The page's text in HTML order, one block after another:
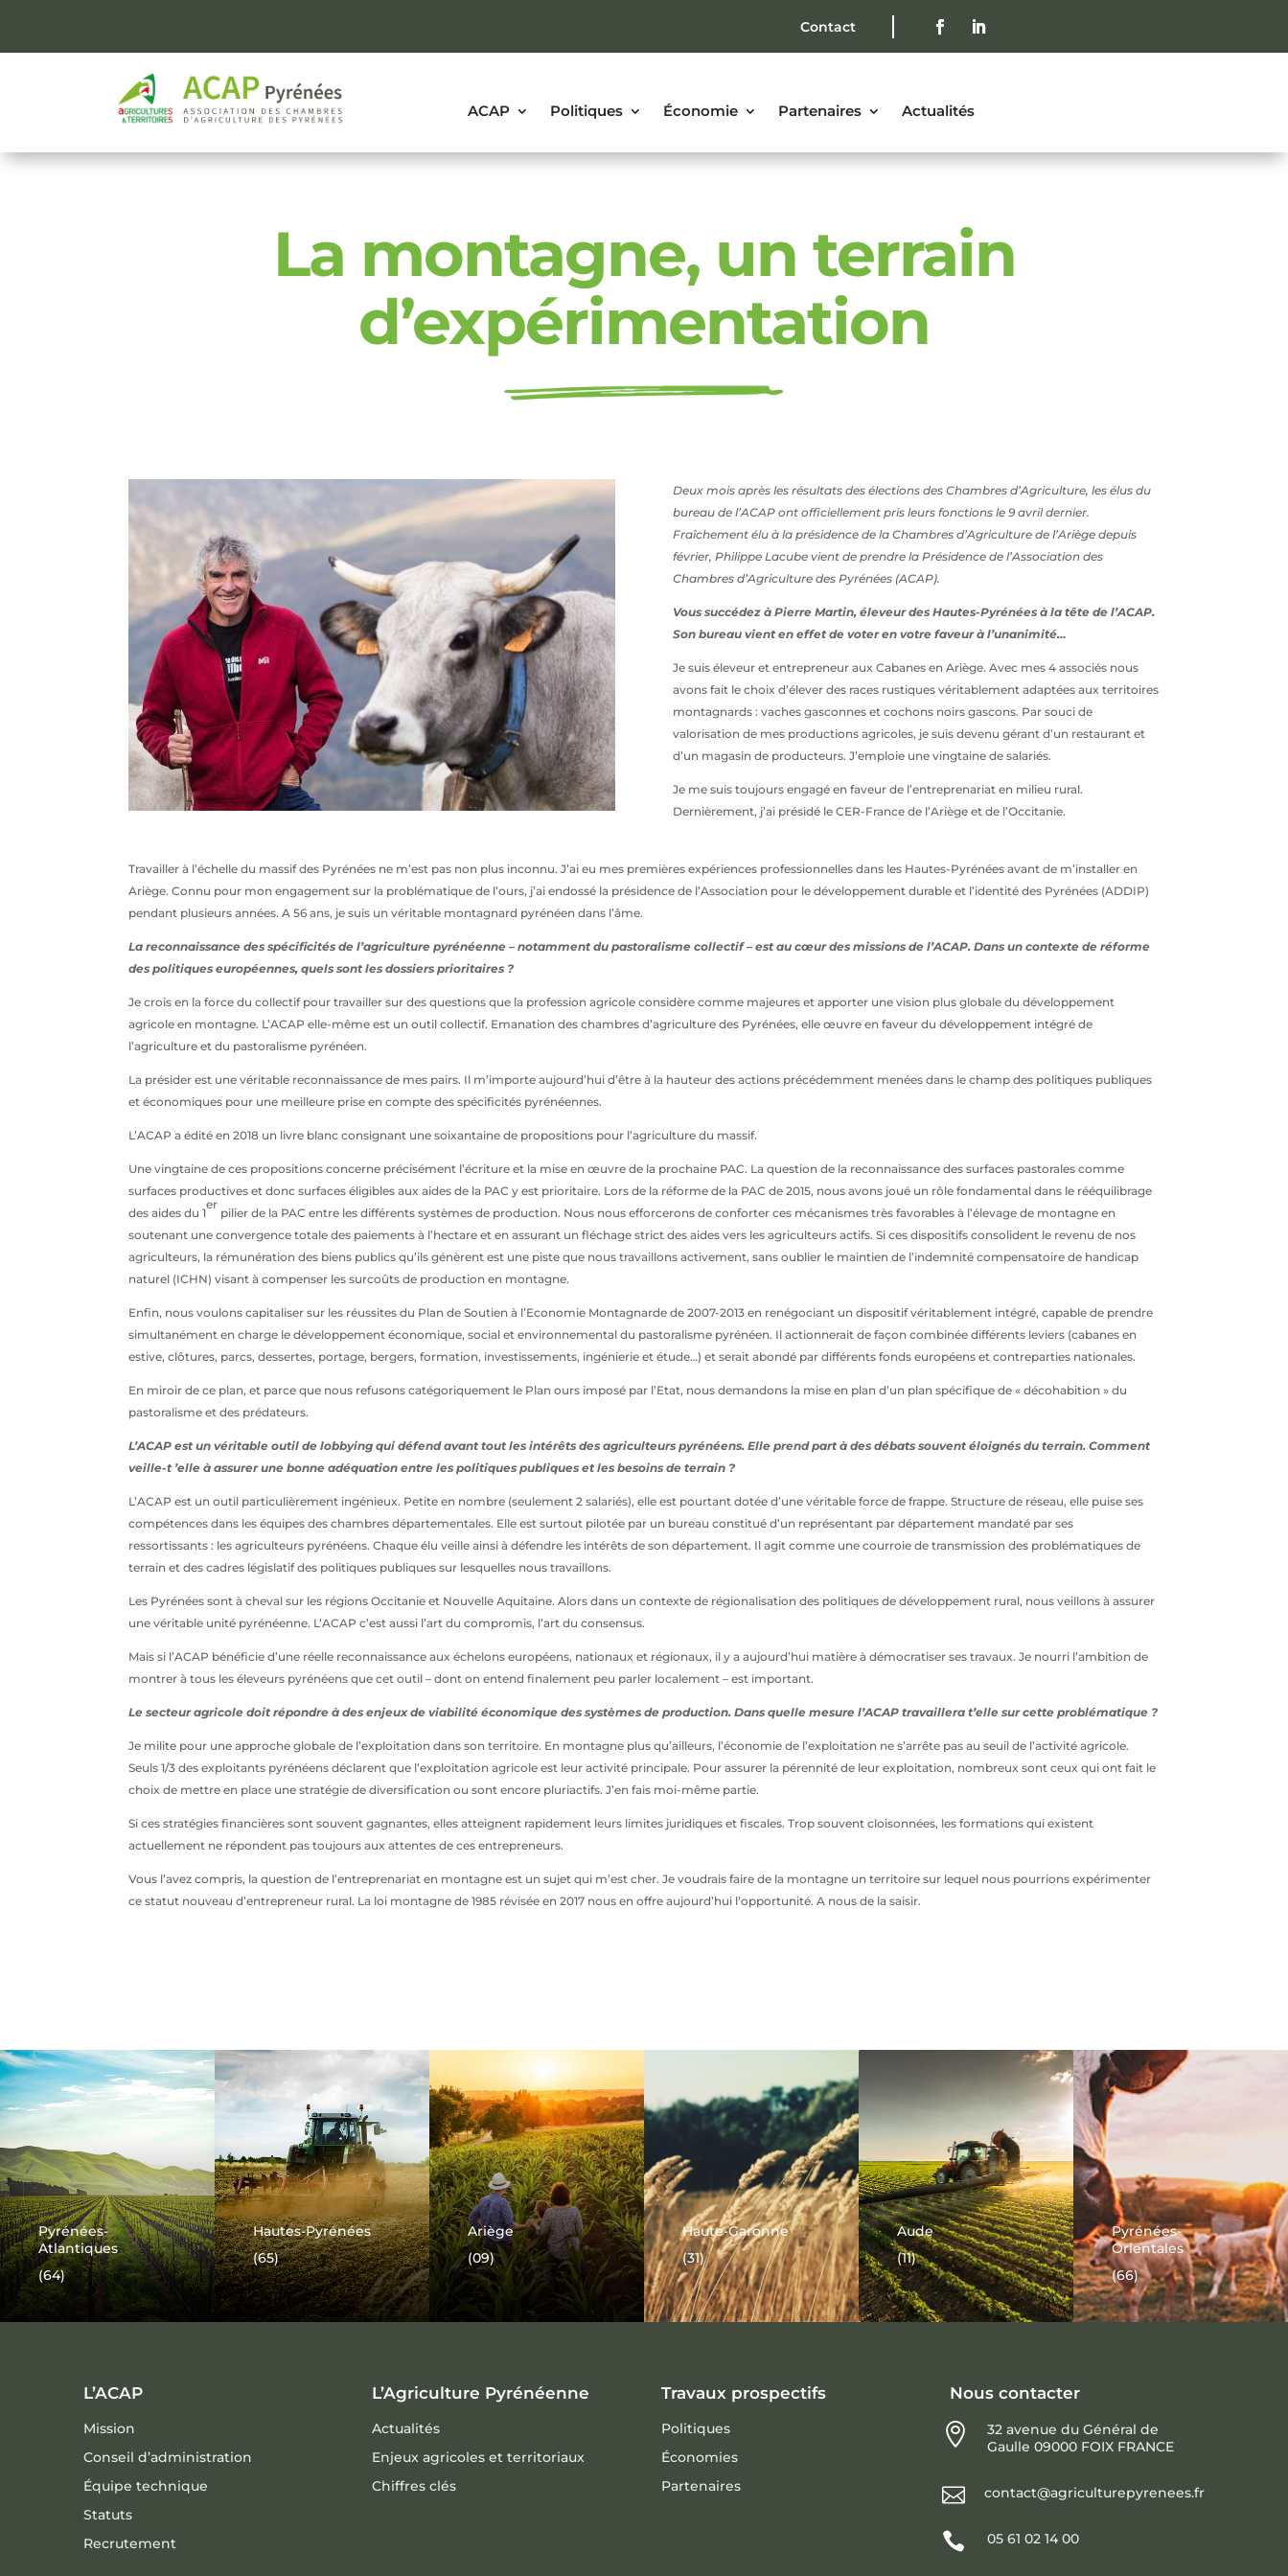
Contact
ACAP Politiques Économie Partenaires Actualités
La montagne, un terrain
d’expérimentation
Deux mois après les résultats des élections des Chambres d’Agriculture, les élus du
bureau de l’ACAP ont officiellement pris leurs fonctions le 9 avril dernier.
Fraîchement élu à la présidence de la Chambres d’Agriculture de l’Ariège depuis
février, Philippe Lacube vient de prendre la Présidence de l’Association des
Chambres d’Agriculture des Pyrénées (ACAP).
Vous succédez à Pierre Martin, éleveur des Hautes-Pyrénées à la tête de l’ACAP.
Son bureau vient en effet de voter en votre faveur à l’unanimité…
Je suis éleveur et entrepreneur aux Cabanes en Ariège. Avec mes 4 associés nous
avons fait le choix d’élever des races rustiques véritablement adaptées aux territoires
montagnards : vaches gasconnes et cochons noirs gascons. Par souci de
valorisation de mes productions agricoles, je suis devenu gérant d’un restaurant et
d’un magasin de producteurs. J’emploie une vingtaine de salariés.
Je me suis toujours engagé en faveur de l’entreprenariat en milieu rural.
Dernièrement, j’ai présidé le CER-France de l’Ariège et de l’Occitanie.
Travailler à l’échelle du massif des Pyrénées ne m’est pas non plus inconnu. J’ai eu mes premières expériences professionnelles dans les Hautes-Pyrénées avant de m’installer en
Ariège. Connu pour mon engagement sur la problématique de l’ours, j’ai endossé la présidence de l’Association pour le développement durable et l’identité des Pyrénées (ADDIP)
pendant plusieurs années. A 56 ans, je suis un véritable montagnard pyrénéen dans l’âme.
La reconnaissance des spécificités de l’agriculture pyrénéenne – notamment du pastoralisme collectif – est au cœur des missions de l’ACAP. Dans un contexte de réforme
des politiques européennes, quels sont les dossiers prioritaires ?
Je crois en la force du collectif pour travailler sur des questions que la profession agricole considère comme majeures et apporter une vision plus globale du développement
agricole en montagne. L’ACAP elle-même est un outil collectif. Emanation des chambres d’agriculture des Pyrénées, elle œuvre en faveur du développement intégré de
l’agriculture et du pastoralisme pyrénéen.
La présider est une véritable reconnaissance de mes pairs. Il m’importe aujourd’hui d’être à la hauteur des actions précédemment menées dans le champ des politiques publiques
et économiques pour une meilleure prise en compte des spécificités pyrénéennes.
L’ACAP a édité en 2018 un livre blanc consignant une soixantaine de propositions pour l’agriculture du massif.
Une vingtaine de ces propositions concerne précisément l’écriture et la mise en œuvre de la prochaine PAC. La question de la reconnaissance des surfaces pastorales comme
surfaces productives et donc surfaces éligibles aux aides de la PAC y est prioritaire. Lors de la réforme de la PAC de 2015, nous avons joué un rôle fondamental dans le rééquilibrage
des aides du 1
er
pilier de la PAC entre les différents systèmes de production. Nous nous efforcerons de conforter ces mécanismes très favorables à l’élevage de montagne en
soutenant une convergence totale des paiements à l’hectare et en assurant un fléchage strict des aides vers les agriculteurs actifs. Si ces dispositifs consolident le revenu de nos
agriculteurs, la rémunération des biens publics qu’ils génèrent est une piste que nous travaillons activement, sans oublier le maintien de l’indemnité compensatoire de handicap
naturel (ICHN) visant à compenser les surcoûts de production en montagne.
Enfin, nous voulons capitaliser sur les réussites du Plan de Soutien à l’Economie Montagnarde de 2007-2013 en renégociant un dispositif véritablement intégré, capable de prendre
simultanément en charge le développement économique, social et environnemental du pastoralisme pyrénéen. Il actionnerait de façon combinée différents leviers (cabanes en
estive, clôtures, parcs, dessertes, portage, bergers, formation, investissements, ingénierie et étude…) et serait abondé par différents fonds européens et contreparties nationales.
En miroir de ce plan, et parce que nous refusons catégoriquement le Plan ours imposé par l’Etat, nous demandons la mise en plan d’un plan spécifique de « décohabition » du
pastoralisme et des prédateurs.
L’ACAP est un véritable outil de lobbying qui défend avant tout les intérêts des agriculteurs pyrénéens. Elle prend part à des débats souvent éloignés du terrain. Comment
veille-t ’elle à assurer une bonne adéquation entre les politiques publiques et les besoins de terrain ?
L’ACAP est un outil particulièrement ingénieux. Petite en nombre (seulement 2 salariés), elle est pourtant dotée d’une véritable force de frappe. Structure de réseau, elle puise ses
compétences dans les équipes des chambres départementales. Elle est surtout pilotée par un bureau constitué d’un représentant par département mandaté par ses
ressortissants : les agriculteurs pyrénéens. Chaque élu veille ainsi à défendre les intérêts de son département. Il agit comme une courroie de transmission des problématiques de
terrain et des cadres législatif des politiques publiques sur lesquelles nous travaillons.
Les Pyrénées sont à cheval sur les régions Occitanie et Nouvelle Aquitaine. Alors dans un contexte de régionalisation des politiques de développement rural, nous veillons à assurer
une véritable unité pyrénéenne. L’ACAP c’est aussi l’art du compromis, l’art du consensus.
Mais si l’ACAP bénéficie d’une réelle reconnaissance aux échelons européens, nationaux et régionaux, il y a aujourd’hui matière à démocratiser ses travaux. Je nourri l’ambition de
montrer à tous les éleveurs pyrénéens que cet outil – dont on entend finalement peu parler localement – est important.
Le secteur agricole doit répondre à des enjeux de viabilité économique des systèmes de production. Dans quelle mesure l’ACAP travaillera t’elle sur cette problématique ?
Je milite pour une approche globale de l’exploitation dans son territoire. En montagne plus qu’ailleurs, l’économie de l’exploitation ne s’arrête pas au seuil de l’activité agricole.
Seuls 1/3 des exploitants pyrénéens déclarent que l’exploitation agricole est leur activité principale. Pour assurer la pérennité de leur exploitation, nombreux sont ceux qui ont fait le
choix de mettre en place une stratégie de diversification ou sont encore pluriactifs. J’en fais moi-même partie.
Si ces stratégies financières sont souvent gagnantes, elles atteignent rapidement leurs limites juridiques et fiscales. Trop souvent cloisonnées, les formations qui existent
actuellement ne répondent pas toujours aux attentes de ces entrepreneurs.
Vous l’avez compris, la question de l’entreprenariat en montagne est un sujet qui m’est cher. Je voudrais faire de la montagne un territoire sur lequel nous pourrions expérimenter
ce statut nouveau d’entrepreneur rural. La loi montagne de 1985 révisée en 2017 nous en offre aujourd’hui l’opportunité. A nous de la saisir.
Pyrénées-
Atlantiques
(64)
Hautes-Pyrénées
(65)
Ariège
(09)
Haute-Garonne
(31)
Aude
(11)
Pyrénées-
Orientales
(66)
L’ACAP
Mission
Conseil d’administration
Équipe technique
Statuts
Recrutement
L’Agriculture Pyrénéenne
Actualités
Enjeux agricoles et territoriaux
Chiffres clés
Travaux prospectifs
Politiques
Économies
Partenaires
Nous contacter

32 avenue du Général de
Gaulle 09000 FOIX FRANCE
 contact@agriculturepyrenees.fr
 05 61 02 14 00